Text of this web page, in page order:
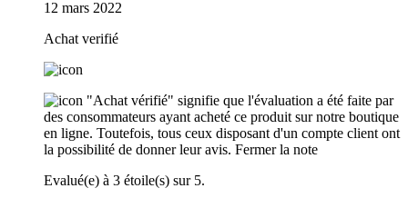
12 mars 2022
Achat verifié
"Achat vérifié" signifie que l'évaluation a été faite par
des consommateurs ayant acheté ce produit sur notre boutique
en ligne. Toutefois, tous ceux disposant d'un compte client ont
la possibilité de donner leur avis. Fermer la note
Evalué(e) à 3 étoile(s) sur 5.